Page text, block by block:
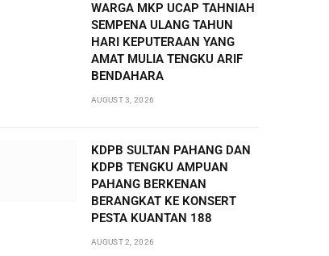
WARGA MKP UCAP TAHNIAH
SEMPENA ULANG TAHUN
HARI KEPUTERAAN YANG
AMAT MULIA TENGKU ARIF
BENDAHARA
AUGUST 3, 2026
KDPB SULTAN PAHANG DAN
KDPB TENGKU AMPUAN
PAHANG BERKENAN
BERANGKAT KE KONSERT
PESTA KUANTAN 188
AUGUST 2, 2026